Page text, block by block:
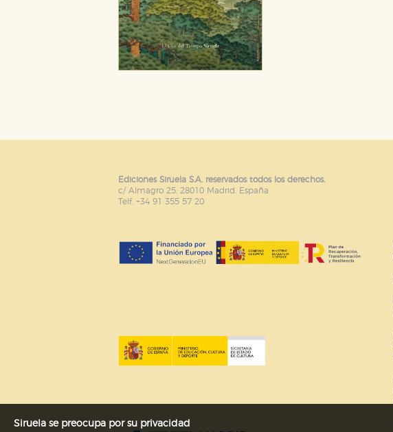
Ediciones Siruela S.A. reservados todos los derechos.
c/ Almagro 25. 28010 Madrid. España
Telf. +34 91 355 57 20
Siruela se preocupa por su privacidad